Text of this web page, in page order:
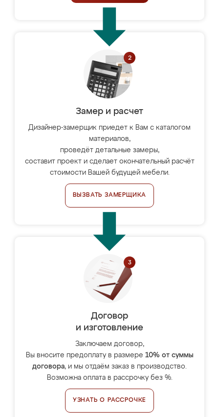
Замер и расчет
Дизайнер-замерщик приедет к Вам с каталогом
материалов,
проведёт детальные замеры,
составит проект и сделает окончательный расчёт
стоимости Вашей будущей мебели.
ВЫЗВАТЬ ЗАМЕРЩИКА
Договор
и изготовление
Заключаем договор,
Вы вносите предоплату в размере 10% от суммы
договора, и мы отдаём заказ в производство.
Возможна оплата в рассрочку без %.
УЗНАТЬ О РАССРОЧКЕ